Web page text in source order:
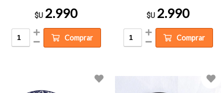
$U 2.990
Comprar
$U 2.990
Comprar